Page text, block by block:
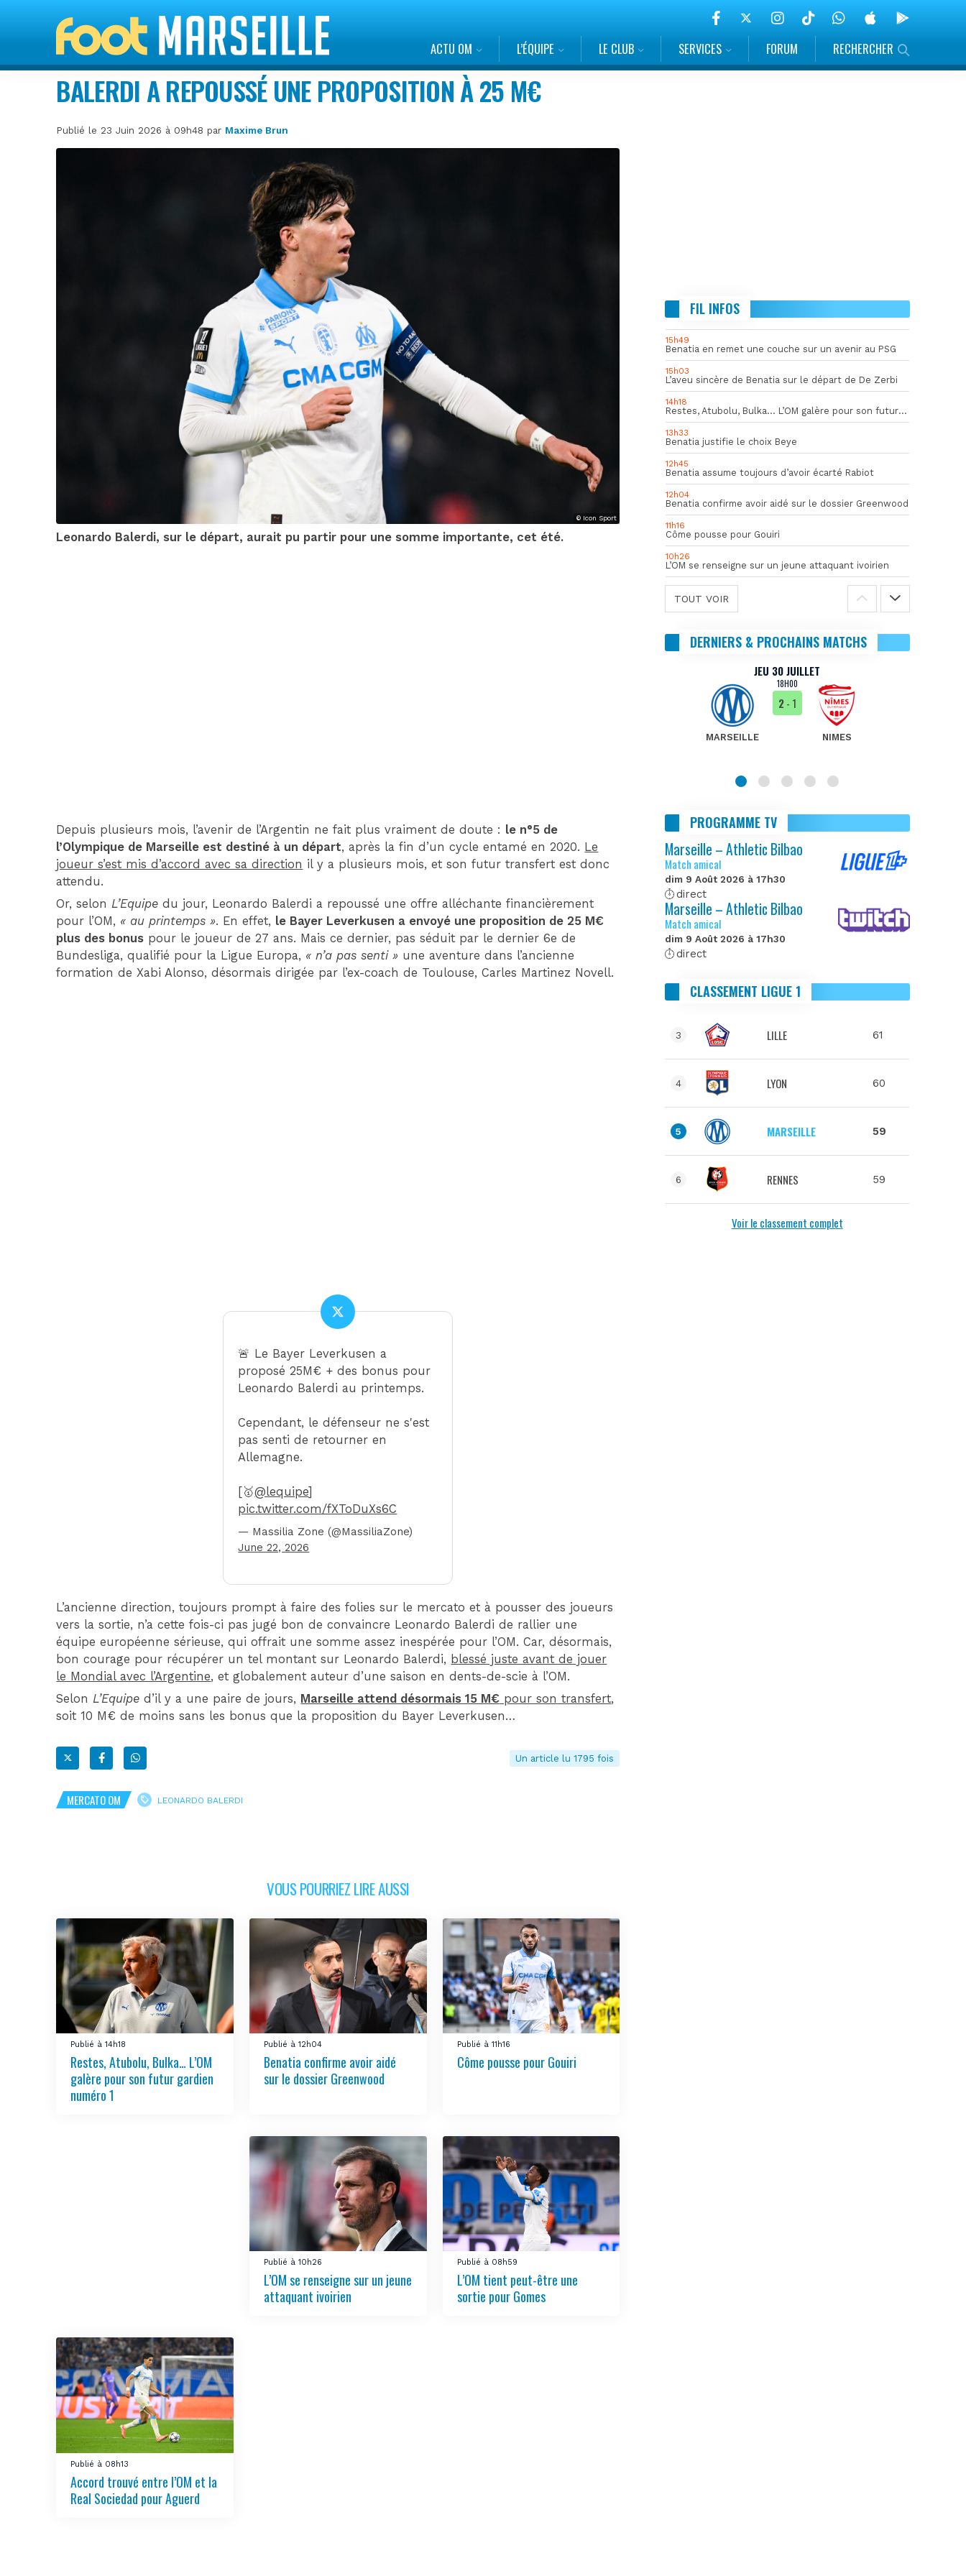
ACTU OM L’ÉQUIPE LE CLUB SERVICES FORUM RECHERCHER
BALERDI A REPOUSSÉ UNE PROPOSITION À 25 M€
Publié le 23 Juin 2026 à 09h48 par Maxime Brun
© Icon Sport
Leonardo Balerdi, sur le départ, aurait pu partir pour une somme importante, cet été.
Depuis plusieurs mois, l’avenir de l’Argentin ne fait plus vraiment de doute : le n°5 de
l’Olympique de Marseille est destiné à un départ, après la fin d’un cycle entamé en 2020. Le
joueur s’est mis d’accord avec sa direction il y a plusieurs mois, et son futur transfert est donc
attendu.
Or, selon L’Equipedu jour, Leonardo Balerdi a repoussé une offre alléchante financièrement
pour l’OM, « au printemps ». En effet, le Bayer Leverkusen a envoyé une proposition de 25 M€
plus des bonus pour le joueur de 27 ans. Mais ce dernier, pas séduit par le dernier 6e de
Bundesliga, qualifié pour la Ligue Europa, « n’a pas senti » une aventure dans l’ancienne
formation de Xabi Alonso, désormais dirigée par l’ex-coach de Toulouse, Carles Martinez Novell.
🚨 Le Bayer Leverkusen a
proposé 25M€ + des bonus pour
Leonardo Balerdi au printemps.
Cependant, le défenseur ne s'est
pas senti de retourner en
Allemagne.
[🥇@lequipe]
pic.twitter.com/fXToDuXs6C
— Massilia Zone (@MassiliaZone)
June 22, 2026
L’ancienne direction, toujours prompt à faire des folies sur le mercato et à pousser des joueurs
vers la sortie, n’a cette fois-ci pas jugé bon de convaincre Leonardo Balerdi de rallier une
équipe européenne sérieuse, qui offrait une somme assez inespérée pour l’OM. Car, désormais,
bon courage pour récupérer un tel montant sur Leonardo Balerdi, blessé juste avant de jouer
le Mondial avec l’Argentine, et globalement auteur d’une saison en dents-de-scie à l’OM.
Selon L’Equipe d’il y a une paire de jours, Marseille attend désormais 15 M€ pour son transfert,
soit 10 M€ de moins sans les bonus que la proposition du Bayer Leverkusen…
Un article lu 1795 fois
MERCATO OM LEONARDO BALERDI
VOUS POURRIEZ LIRE AUSSI
Publié à 14h18
Restes, Atubolu, Bulka… L’OM
galère pour son futur gardien
numéro 1
Publié à 12h04
Benatia confirme avoir aidé
sur le dossier Greenwood
Publié à 11h16
Côme pousse pour Gouiri
Publié à 10h26
L’OM se renseigne sur un jeune
attaquant ivoirien
Publié à 08h59
L’OM tient peut-être une
sortie pour Gomes
Publié à 08h13
Accord trouvé entre l’OM et la
Real Sociedad pour Aguerd
FIL INFOS
15h49
Benatia en remet une couche sur un avenir au PSG
15h03
L’aveu sincère de Benatia sur le départ de De Zerbi
14h18
Restes, Atubolu, Bulka… L’OM galère pour son futur gardien numéro 1
13h33
Benatia justifie le choix Beye
12h45
Benatia assume toujours d’avoir écarté Rabiot
12h04
Benatia confirme avoir aidé sur le dossier Greenwood
11h16
Côme pousse pour Gouiri
10h26
L’OM se renseigne sur un jeune attaquant ivoirien
TOUT VOIR
DERNIERS & PROCHAINS MATCHS
JEU 30 JUILLET
18H00
MARSEILLE
2- 1
NIMES
PROGRAMME TV
Marseille – Athletic Bilbao
Match amical
dim 9 Août 2026 à 17h30
direct
Marseille – Athletic Bilbao
Match amical
dim 9 Août 2026 à 17h30
direct
CLASSEMENT LIGUE 1
3 LILLE 61
4 LYON 60
5 MARSEILLE 59
6 RENNES 59
Voir le classement complet